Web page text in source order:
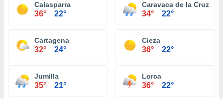
Calasparra
36° 22°
Caravaca de la Cruz
34° 22°
Cartagena
32° 24°
Cieza
36° 22°
Jumilla
35° 21°
Lorca
36° 22°